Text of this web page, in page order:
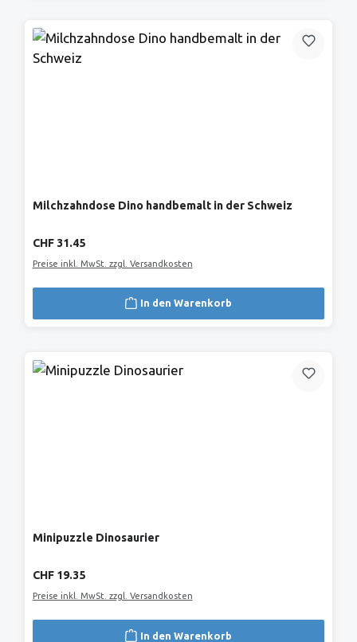
Milchzahndose Dino handbemalt in der Schweiz
Regulärer Preis:
CHF 31.45
Preise inkl. MwSt. zzgl. Versandkosten
In den Warenkorb
Minipuzzle Dinosaurier
Regulärer Preis:
CHF 19.35
Preise inkl. MwSt. zzgl. Versandkosten
In den Warenkorb